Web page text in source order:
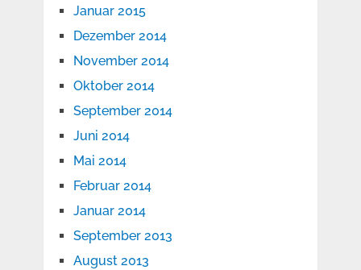
Januar 2015
Dezember 2014
November 2014
Oktober 2014
September 2014
Juni 2014
Mai 2014
Februar 2014
Januar 2014
September 2013
August 2013